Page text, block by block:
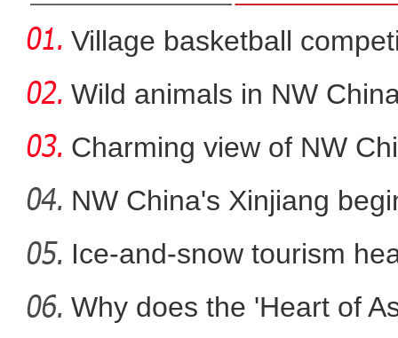
探访新疆首家航空器维修师
Village basketball
Wild animals in NW
Charming view of NW
NW China's Xinjiang
Ice-and-snow tourism
Why does the 'Heart of